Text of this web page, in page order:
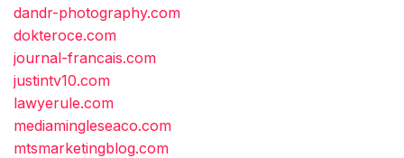
dandr-photography.com
dokteroce.com
journal-francais.com
justintv10.com
lawyerule.com
mediamingleseaco.com
mtsmarketingblog.com